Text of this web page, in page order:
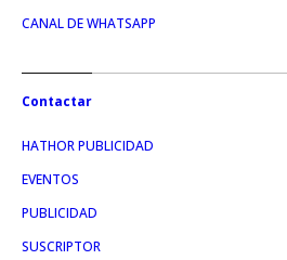
CANAL DE WHATSAPP
Contactar
HATHOR PUBLICIDAD
EVENTOS
PUBLICIDAD
SUSCRIPTOR